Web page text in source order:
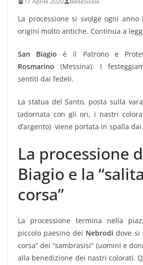
La processione si svolge ogni anno
origini molto antiche. Continua a
San Biagio è il Patrono e
Rosmarino (Messina). I
sentiti dai fedeli.
La statua del Santo, posta sulla
(adornata con gli ori, i nastri
d’argento) viene portata in spalla
La processione
Biagio e la
corsa”
La processione termina nella
piccolo paesino dei Nebrodi dove si
corsa” dei “sambrasisi” (uomini e
alla benedizione dei nastri colorati.